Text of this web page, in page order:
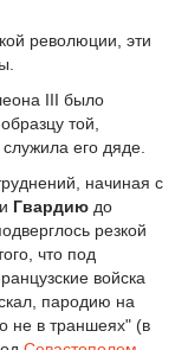
революции, эти
III было
той,
его дяде.
начиная с
Гвардию до
резкой
что под
войска
пародию на
не в траншеях" (в